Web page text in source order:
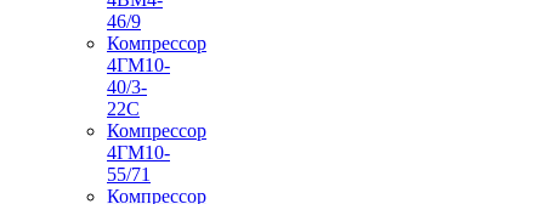
46/9
Компрессор
4ГМ10-
40/3-
22С
Компрессор
4ГМ10-
55/71
Компрессор